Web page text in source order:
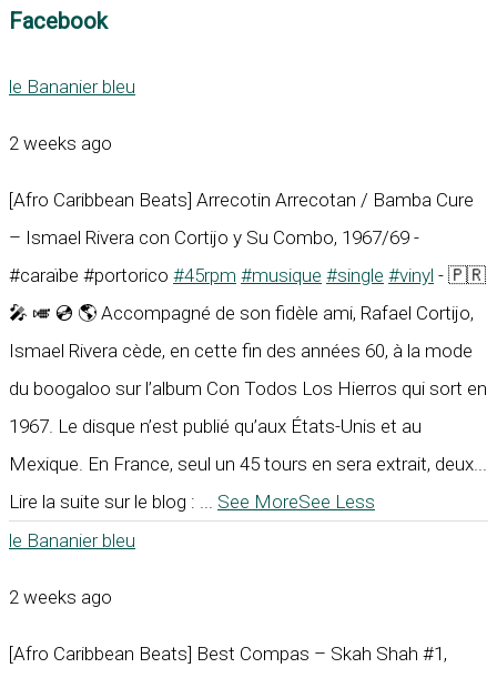
Facebook
le Bananier bleu
2 weeks ago
[Afro Caribbean Beats] Arrecotin Arrecotan / Bamba Cure
– Ismael Rivera con Cortijo y Su Combo, 1967/69 -
#caraïbe #portorico #45rpm #musique #single #vinyl - 🇵🇷
🎤 🎺 💿 🌎 Accompagné de son fidèle ami, Rafael Cortijo,
Ismael Rivera cède, en cette fin des années 60, à la mode
du boogaloo sur l’album Con Todos Los Hierros qui sort en
1967. Le disque n’est publié qu’aux États-Unis et au
Mexique. En France, seul un 45 tours en sera extrait, deux...
Lire la suite sur le blog :
See MoreSee Less
le Bananier bleu
2 weeks ago
[Afro Caribbean Beats] Best Compas – Skah Shah #1,